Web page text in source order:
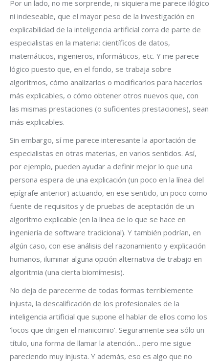
Por un lado, no me sorprende, ni siquiera me parece ilógico
ni indeseable, que el mayor peso de la investigación en
explicabilidad de la inteligencia artificial corra de parte de
especialistas en la materia: científicos de datos,
matemáticos, ingenieros, informáticos, etc. Y me parece
lógico puesto que, en el fondo, se trabaja sobre
algoritmos, cómo analizarlos o modificarlos para hacerlos
más explicables, o cómo obtener otros nuevos que, con
las mismas prestaciones (o suficientes prestaciones), sean
más explicables.
Sin embargo, sí me parece interesante la aportación de
especialistas en otras materias, en varios sentidos. Así,
por ejemplo, pueden ayudar a definir mejor lo que una
persona espera de una explicación (un poco en la línea del
epígrafe anterior) actuando, en ese sentido, un poco como
fuente de requisitos y de pruebas de aceptación de un
algoritmo explicable (en la línea de lo que se hace en
ingeniería de software tradicional). Y también podrían, en
algún caso, con ese análisis del razonamiento y explicación
humanos, iluminar alguna opción alternativa de trabajo en
algoritmia (una cierta biomímesis).
No deja de parecerme de todas formas terriblemente
injusta, la descalificación de los profesionales de la
inteligencia artificial que supone el hablar de ellos como los
‘locos que dirigen el manicomio’. Seguramente sea sólo un
título, una forma de llamar la atención… pero me sigue
pareciendo muy injusta. Y además, eso es algo que no